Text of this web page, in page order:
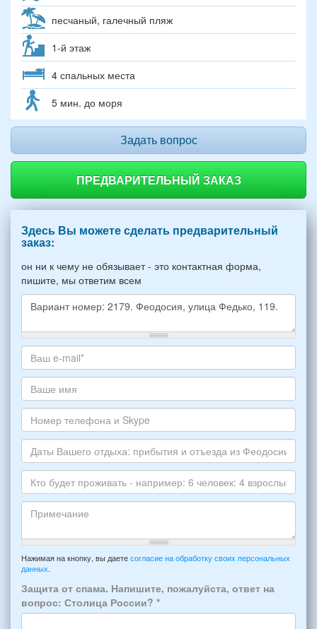
песчаный, галечный пляж
1-й этаж
4 спальных места
5 мин. до моря
Задать вопрос
ПРЕДВАРИТЕЛЬНЫЙ ЗАКАЗ
Здесь Вы можете сделать предварительный
заказ:
он ни к чему не обязывает - это контактная форма,
пишите, мы ответим всем
Какое
жилье
хотите
снять,
укажите
пожалуйста
НОМЕР
варианта:
*
Ваш
адрес
электронной
почты
*
Ваше
имя
Номер
телефона
и
Skype
Даты
Вашего
отдыха:
прибытия
отъезда
из
Феодосии:
*
Кто
будет
-
например:
6
человек:
4
взрослых
Примечание
Нажимая на кнопку, вы даете согласие на обработку своих персональных
данных
Защита от спама. Напишите, пожалуйста, ответ на
вопрос: Столица России? *